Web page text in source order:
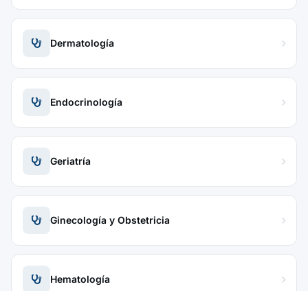
Dermatología
Endocrinología
Geriatría
Ginecología y Obstetricia
Hematología